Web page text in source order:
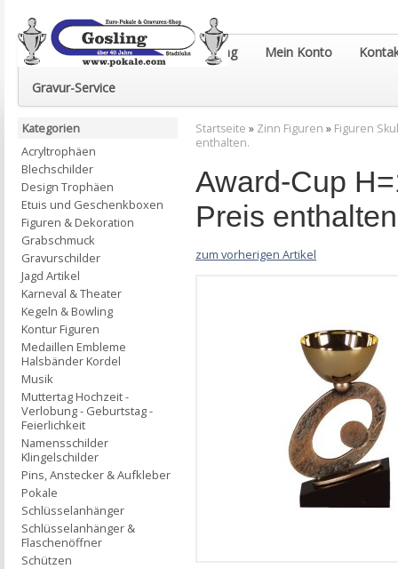
Euro-Pokale & Gravur-Shop Gosling Mein Konto
Gravur-Service
Startseite » Zinn Figuren » Figuren
enthalten.
Award-Cup
Preis
zum vorherigen Artikel
Kategorien
Acryltrophäen
Blechschilder
Design Trophäen
Etuis und Geschenkboxen
Figuren & Dekoration
Grabschmuck
Gravurschilder
Jagd Artikel
Karneval & Theater
Kegeln & Bowling
Kontur Figuren
Medaillen Embleme
Halsbänder Kordel
Musik
Muttertag Hochzeit -
Verlobung - Geburtstag -
Feierlichkeit
Namensschilder
Klingelschilder
Pins, Anstecker & Aufkleber
Pokale
Schlüsselanhänger
Schlüsselanhänger &
Flaschenöffner
Schützen